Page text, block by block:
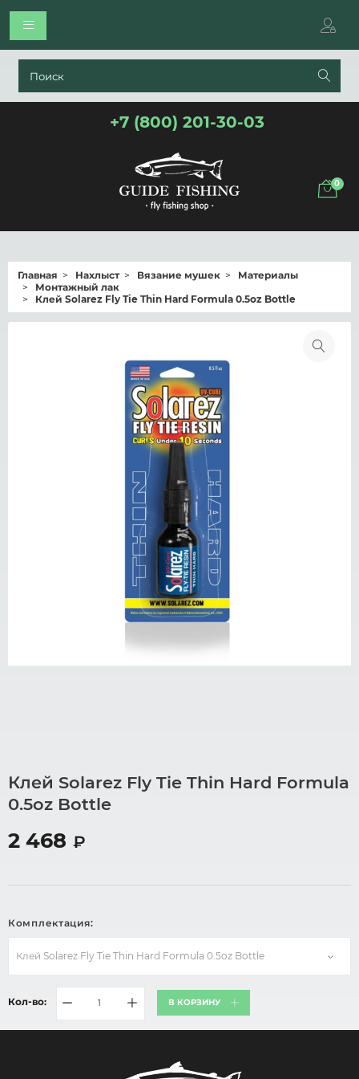
+7 (800) 201-30-03
0
Главная Нахлыст Вязание мушек
Материалы
Монтажный лак
Клей Solarez Fly Tie Thin Hard Formula 0.5oz Bottle
Клей Solarez Fly Tie Thin Hard Formula
0.5oz Bottle
2 468 ₽
Комплектация:
Клей Solarez Fly Tie Thin Hard Formula 0.5oz Bottle
Кол-во: В КОРЗИНУ